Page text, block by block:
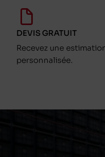
DEVIS GRATUIT
Recevez une
personnalisée.